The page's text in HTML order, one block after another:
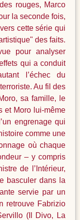
rouges, Marco
la seconde fois,
cette série qui
des faits.
pour analyser
qui a conduit
l’échec du
Au fil des
sa famille, le
et Moro lui-même
engrenage qui
comme une
où chaque
– y compris
de l’Intérieur,
basculer dans la
servie par un
retrouve Fabrizio
(Il Divo, La